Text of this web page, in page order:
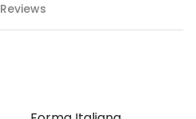
Reviews